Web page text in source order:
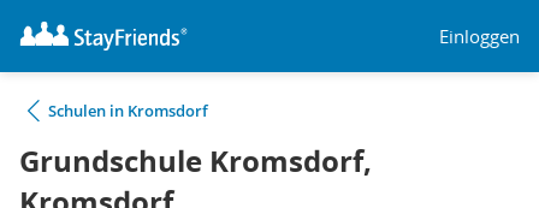
Einloggen
Schulen in Kromsdorf
Grundschule Kromsdorf,